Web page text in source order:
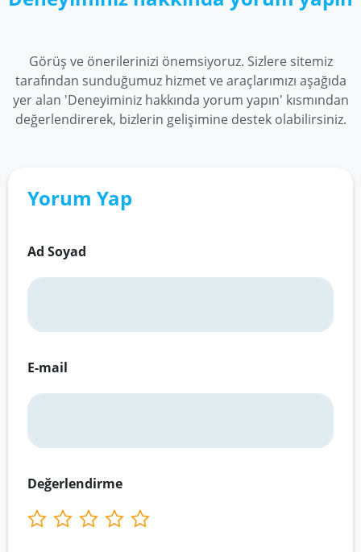
ödemelerinizi tamamlayabilirsiniz.
Görüş ve önerilerinizi önemsiyoruz. Sizlere sitemiz
tarafından sunduğumuz hizmet ve araçlarımızı aşağıda
yer alan 'Deneyiminiz hakkında yorum yapın' kısmından
değerlendirerek, bizlerin gelişimine destek olabilirsiniz.
Yorum Yap
Ad Soyad
E-mail
Değerlendirme